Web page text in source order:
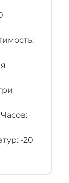
-20